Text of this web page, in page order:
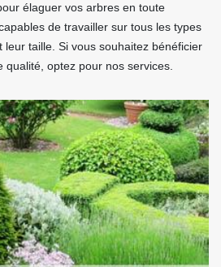
élaguer vos arbres en toute
de travailler sur tous les types
taille. Si vous souhaitez bénéficier
optez pour nos services.